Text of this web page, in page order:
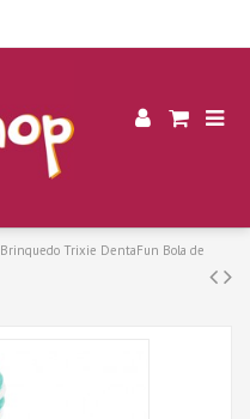
Brinquedo Trixie DentaFun Bola de